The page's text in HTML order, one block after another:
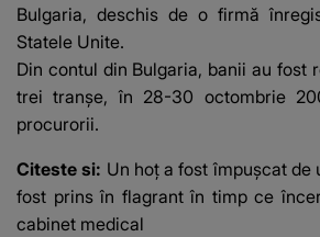
Bulgaria, deschis de o firmă
Statele Unite.
Din contul din Bulgaria, banii au fost
trei tranşe, în 28-30 octombrie
procurorii.
Citeste si: Un hoț a fost împușcat de
fost prins în flagrant în timp ce
cabinet medical